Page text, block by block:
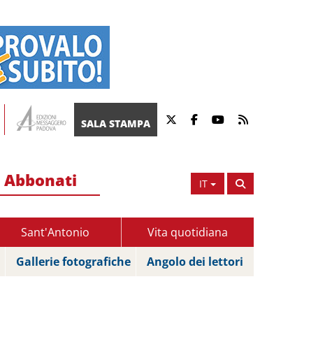
SALA STAMPA
IT
Abbonati
Sant'Antonio
Vita quotidiana
Gallerie fotografiche Angolo dei lettori